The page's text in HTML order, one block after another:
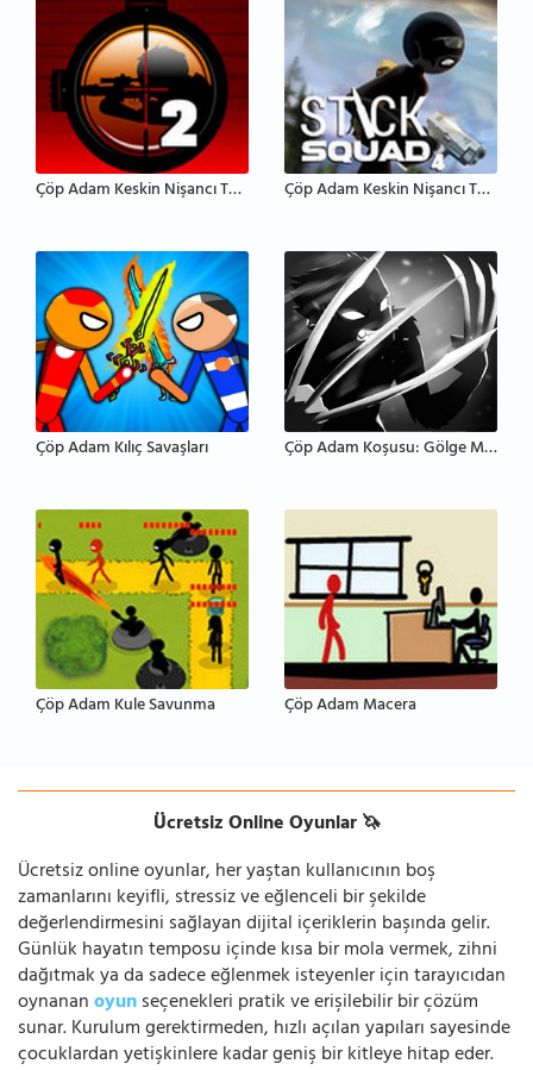
Çöp Adam Keskin Nişancı Takımı 2 Çöp Adam Keskin Nişancı Takımı 4
Çöp Adam Kılıç Savaşları Çöp Adam Koşusu: Gölge Macerası
Çöp Adam Kule Savunma Çöp Adam Macera
Ücretsiz Online Oyunlar 🦄
Ücretsiz online oyunlar, her yaştan kullanıcının boş
zamanlarını keyifli, stressiz ve eğlenceli bir şekilde
değerlendirmesini sağlayan dijital içeriklerin başında gelir.
Günlük hayatın temposu içinde kısa bir mola vermek, zihni
dağıtmak ya da sadece eğlenmek isteyenler için tarayıcıdan
oynananoyunseçenekleri pratik ve erişilebilir bir çözüm
sunar. Kurulum gerektirmeden, hızlı açılan yapıları sayesinde
çocuklardan yetişkinlere kadar geniş bir kitleye hitap eder.